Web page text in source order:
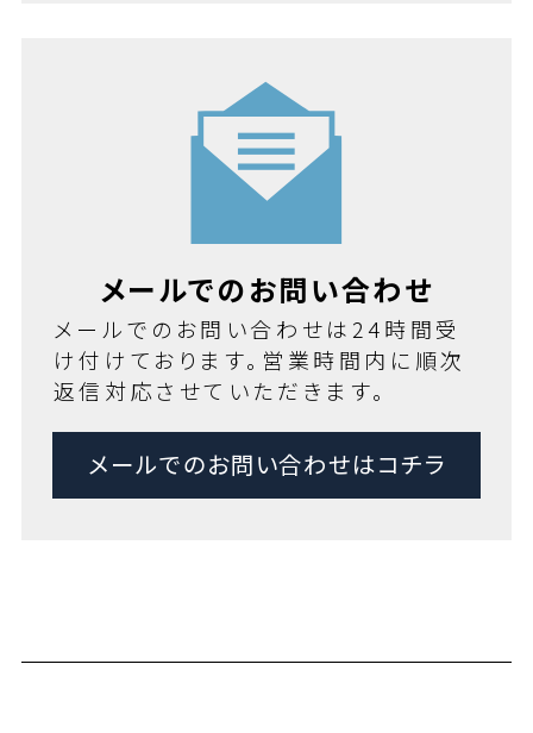
メールでのお問い合わせ
メールでのお問い合わせは24時間受
け付けております。営業時間内に順次
返信対応させていただきます。
メールでのお問い合わせはコチラ